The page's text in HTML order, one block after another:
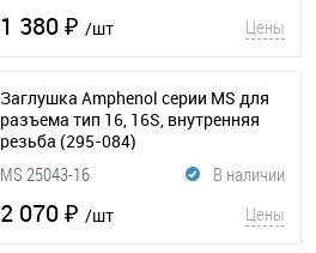
1 380 ₽ /шт Цены
Заглушка Amphenol серии MS для
разъема тип 16, 16S, внутренняя
резьба (295-084)
В наличии
MS 25043-16
2 070 ₽ /шт Цены